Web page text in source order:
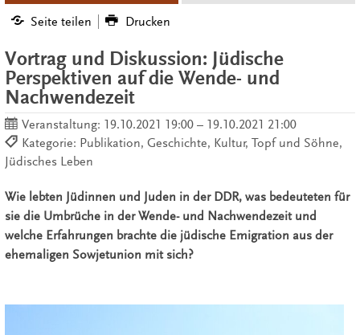
Seite teilen Drucken
Vortrag und Diskussion: Jüdische
Perspektiven auf die Wende- und
Nachwendezeit
Veranstaltung: 19.10.2021 19:00 – 19.10.2021 21:00
Kategorie: Publikation, Geschichte, Kultur, Topf und Söhne,
Jüdisches Leben
Wie lebten Jüdinnen und Juden in der DDR, was bedeuteten für
sie die Umbrüche in der Wende- und Nachwendezeit und
welche Erfahrungen brachte die jüdische Emigration aus der
ehemaligen Sowjetunion mit sich?